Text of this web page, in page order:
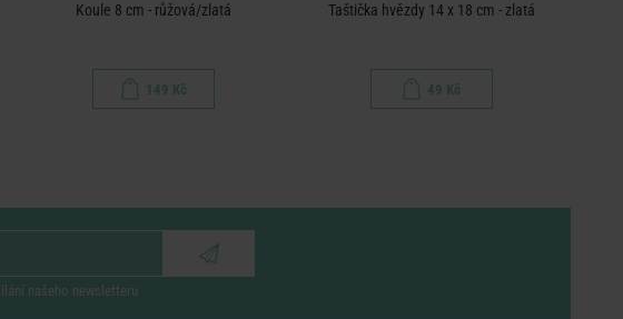
Koule 8 cm - růžová/zlatá
149 Kč
Taštička hvězdy 14 x 18 cm - zlatá
49 Kč
našeho newsletteru